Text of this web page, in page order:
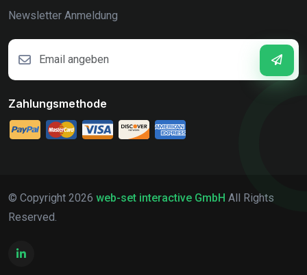
Newsletter Anmeldung
Zahlungsmethode
© Copyright 2026 web-set interactive GmbH All Rights
Reserved.